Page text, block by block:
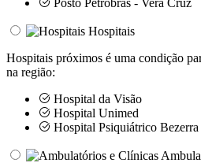
Hospitais
Hospitais próximos é uma condição
na região:
Hospital da Visão
Hospital Unimed
Hospital Psiquiátrico Bezerra